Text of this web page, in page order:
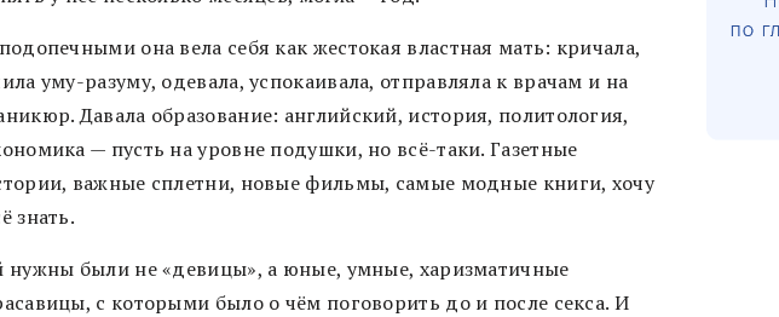
она вела себя как жестокая властная мать: кричала,
уму-разуму, одевала, успокаивала, отправляла к врачам и на
Давала образование: английский, история, политология,
— пусть на уровне подушки, но всё-таки. Газетные
важные сплетни, новые фильмы, самые модные книги, хочу
знать.
нужны были не «девицы», а юные, умные, харизматичные
с которыми было о чём поговорить до и после секса. И